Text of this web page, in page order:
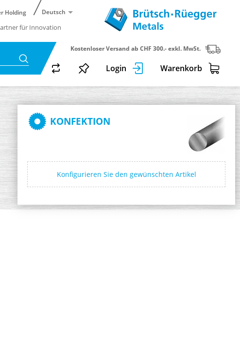
Holding Deutsch
für Innovation
Kostenloser Versand ab CHF 300.- exkl. MwSt.
Login Warenkorb
KONFEKTION
Konfigurieren Sie den gewünschten Artikel